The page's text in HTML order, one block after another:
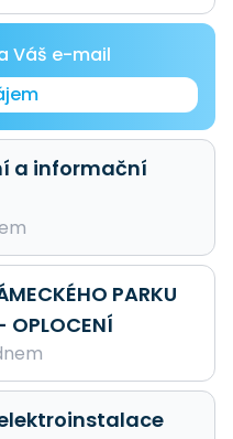
Váš e-mail
a informační
PARKU
OPLOCENÍ